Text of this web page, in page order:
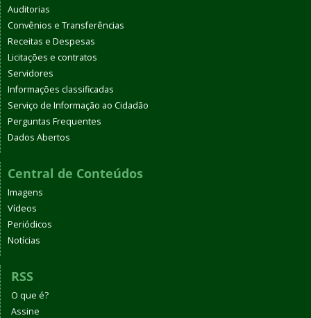
Auditorias
Convênios e Transferências
Receitas e Despesas
Licitações e contratos
Servidores
Informações classificadas
Serviço de Informação ao Cidadão
Perguntas Frequentes
Dados Abertos
Central de Conteúdos
Imagens
Vídeos
Periódicos
Notícias
RSS
O que é?
Assine